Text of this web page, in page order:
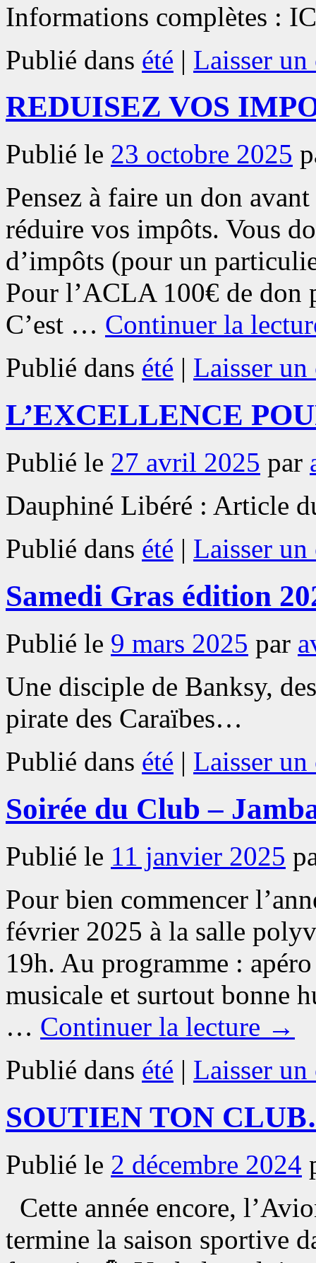
Informations complètes :
Publié dans été | Laisser
REDUISEZ VOS
Publié le 23 octobre 2025
Pensez à faire un don
réduire vos impôts. Vous
d’impôts (pour un
Pour l’ACLA 100€ de don
C’est … Continuer la
Publié dans été | Laisser
L’EXCELLENCE
Publié le 27 avril 2025 par
Dauphiné Libéré : Article
Publié dans été | Laisser
Samedi Gras édition
Publié le 9 mars 2025 par
Une disciple de Banksy,
pirate des Caraïbes…
Publié dans été | Laisser
Soirée du Club –
Publié le 11 janvier 2025
Pour bien commencer
février 2025 à la salle
19h. Au programme :
musicale et surtout bonne
… Continuer la lecture →
Publié dans été | Laisser
SOUTIEN TON
Publié le 2 décembre 2024
Cette année encore,
termine la saison sportive